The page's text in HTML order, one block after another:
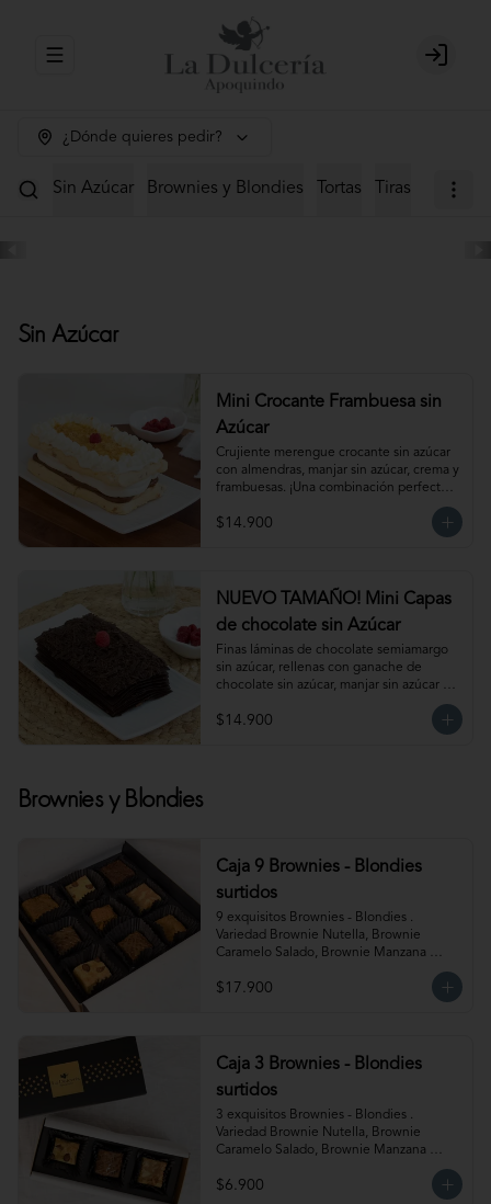
Abrir menu de navegación Login
¿Dónde quieres pedir?
Sin Azúcar Brownies y Blondies Tortas Tiras Mini
Sin Azúcar
Mini Crocante Frambuesa sin
Azúcar
Crujiente merengue crocante sin azúcar
con almendras, manjar sin azúcar, crema y
frambuesas. ¡Una combinación perfecta!
Para 6 personas. Producto congelado, se
recomienda descongelar de 1 hora a
$14.900
NUEVO TAMAÑO! Mini Capas
de chocolate sin Azúcar
Finas láminas de chocolate semiamargo
sin azúcar, rellenas con ganache de
chocolate sin azúcar, manjar sin azúcar y
¡Simplemente irresistible!
Para 6-8 personas. Producto congelado,
$14.900
Brownies y Blondies
Caja 9 Brownies - Blondies
surtidos
9 exquisitos Brownies - Blondies .
Variedad Brownie Nutella, Brownie
Caramelo Salado, Brownie Manzana
Canela, Blondie Galleta Lotus, Blondie
Almendra y Blondie Mantequilla de
sabores!
$17.900
Caja 3 Brownies - Blondies
surtidos
3 exquisitos Brownies - Blondies .
Variedad Brownie Nutella, Brownie
Caramelo Salado, Brownie Manzana
Canela, Blondie Galleta Lotus, Blondie
Almendra y Blondie Mantequilla de
$6.900